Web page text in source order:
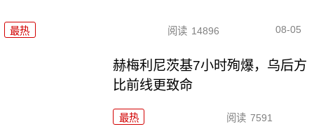
最热 阅读 14896 08-05
赫梅利尼茨基7小时殉爆，乌后方
比前线更致命
最热 阅读 7591